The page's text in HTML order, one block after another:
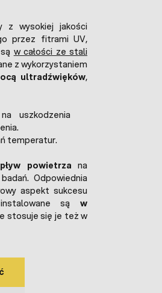
z wysokiej jakości
przez fitrami UV,
w całości ze stali
z wykorzystaniem
ultradźwięków,
uszkodzenia
temperatur.
powietrza na
Odpowiednia
aspekt sukcesu
sąw
stosuje się je też w